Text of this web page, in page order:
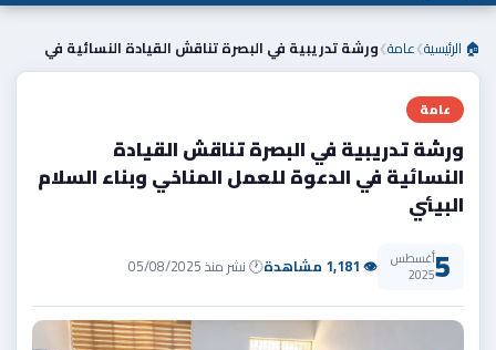
🏠 الرئيسية❯عامة❯ورشة تدريبية في البصرة تناقش القيادة النسائية في
عامة
ورشة تدريبية في البصرة تناقش القيادة
النسائية في الدعوة للعمل المناخي وبناء السلام
البيئي
5أغسطس
2025 👁 1,181 مشاهدة 🕐 نشر منذ 05/08/2025